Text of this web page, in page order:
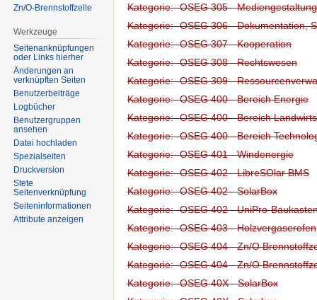
Kategorie: -OSEG 305 - Mediengestaltung
Kategorie: -OSEG 306 - Dokumentation,
Kategorie: -OSEG 307 - Kooperation
Kategorie: -OSEG 308 - Rechtswesen
Kategorie: -OSEG 309 -
Kategorie: -OSEG 400 - Bereich Energie
Kategorie: -OSEG 400 - Bereich
Kategorie: -OSEG 400 - Bereich
Kategorie: -OSEG 401 - Windenergie
Kategorie: -OSEG 402 - LibreSOlar BMS
Kategorie: -OSEG 402 - SolarBox
Kategorie: -OSEG 402 - UniPro-
Kategorie: -OSEG 403 - Holzvergaserofen
Kategorie: -OSEG 404 - Zn/O
Kategorie: -OSEG 404 - Zn/O
Kategorie: -OSEG 40X - SolarBox
Zn/O-Brennstoffzelle
Werkzeuge
Seitenanknüpfungen
oder Links hierher
Änderungen an
verknüpften Seiten
Benutzerbeiträge
Logbücher
Benutzergruppen
ansehen
Datei hochladen
Spezialseiten
Druckversion
Stete
Seitenverknüpfung
Seiten­informationen
Attribute anzeigen